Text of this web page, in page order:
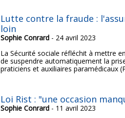
Lutte contre la fraude :
loin
Sophie Conrard - 24 avril 2023
La Sécurité sociale réfléchit à mettre
de suspendre automatiquement la
praticiens et auxiliaires paramédicaux
Loi Rist : "une occasion
Sophie Conrard - 11 avril 2023